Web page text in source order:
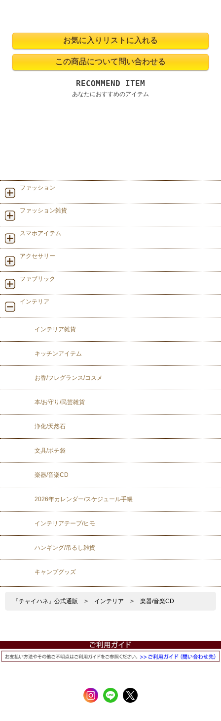
RECOMMEND ITEM
あなたにおすすめのアイテム
ファッション
ファッション雑貨
スマホアイテム
アクセサリー
ファブリック
インテリア
インテリア雑貨
キッチンアイテム
お香/フレグランス/コスメ
本/お守り/民芸雑貨
浄化/天然石
文具/ポチ袋
楽器/音楽CD
2026年カレンダー/スケジュール手帳
インテリアテープ/ヒモ
ハンギング/吊るし雑貨
キャンプグッズ
『チャイハネ』公式通販 > インテリア > 楽器/音楽CD